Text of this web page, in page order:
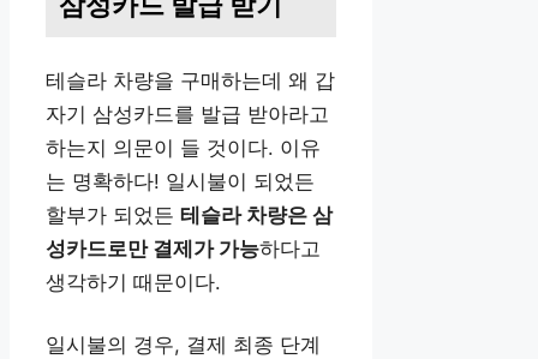
테슬라 차량을 구매하는데 왜 갑
자기 삼성카드를 발급 받아라고
하는지 의문이 들 것이다. 이유
는 명확하다! 일시불이 되었든
할부가 되었든 테슬라 차량은 삼
성카드로만 결제가 가능하다고
생각하기 때문이다.
일시불의 경우, 결제 최종 단계